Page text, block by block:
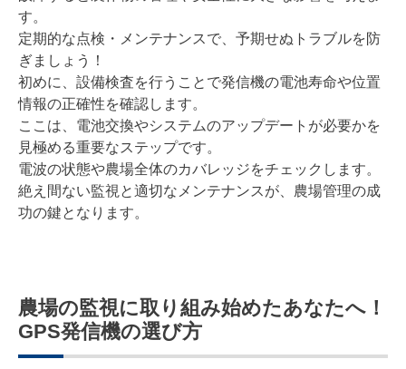
す。
定期的な点検・メンテナンスで、予期せぬトラブルを防
ぎましょう！
初めに、設備検査を行うことで発信機の電池寿命や位置
情報の正確性を確認します。
ここは、電池交換やシステムのアップデートが必要かを
見極める重要なステップです。
電波の状態や農場全体のカバレッジをチェックします。
絶え間ない監視と適切なメンテナンスが、農場管理の成
功の鍵となります。
農場の監視に取り組み始めたあなたへ！
GPS発信機の選び方